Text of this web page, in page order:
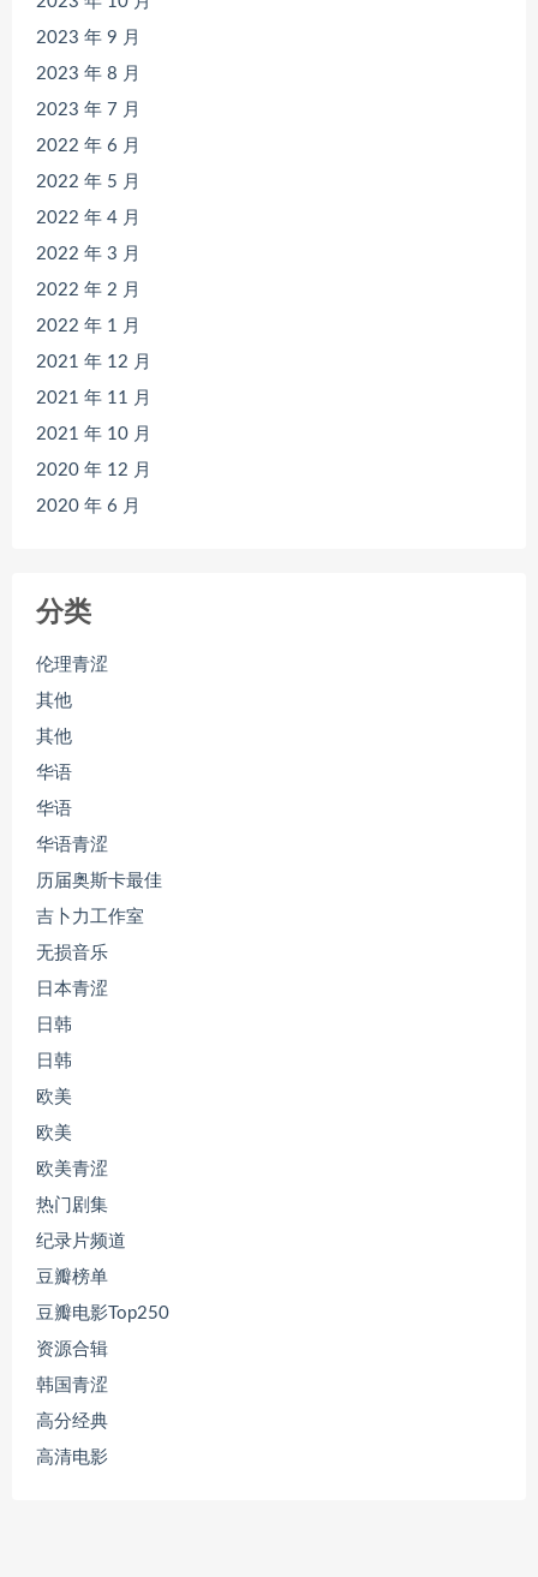
2023 年 9 月
2023 年 8 月
2023 年 7 月
2022 年 6 月
2022 年 5 月
2022 年 4 月
2022 年 3 月
2022 年 2 月
2022 年 1 月
2021 年 12 月
2021 年 11 月
2021 年 10 月
2020 年 12 月
2020 年 6 月
分类
伦理青涩
其他
其他
华语
华语
华语青涩
历届奥斯卡最佳
吉卜力工作室
无损音乐
日本青涩
日韩
日韩
欧美
欧美
欧美青涩
热门剧集
纪录片频道
豆瓣榜单
豆瓣电影Top250
资源合辑
韩国青涩
高分经典
高清电影